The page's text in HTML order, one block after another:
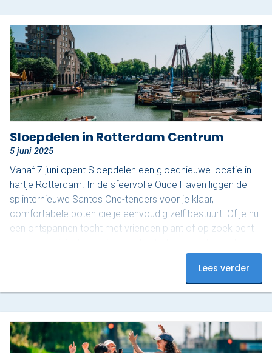
Sloepdelen in Rotterdam Centrum
5 juni 2025
Vanaf 7 juni opent Sloepdelen een gloednieuwe locatie in
hartje Rotterdam. In de sfeervolle Oude Haven liggen de
splinternieuwe Santos One-tenders voor je klaar,
comfortabele boten die je eenvoudig zelf bestuurt. Of je nu
een ontspannen tocht met vrienden plant of op zoek bent
boten bieden alle vrijheid. Vanaf het water zie je Rotterdam
van haar mooiste kant. In twee uur vaar je een prachtige
Lees verder